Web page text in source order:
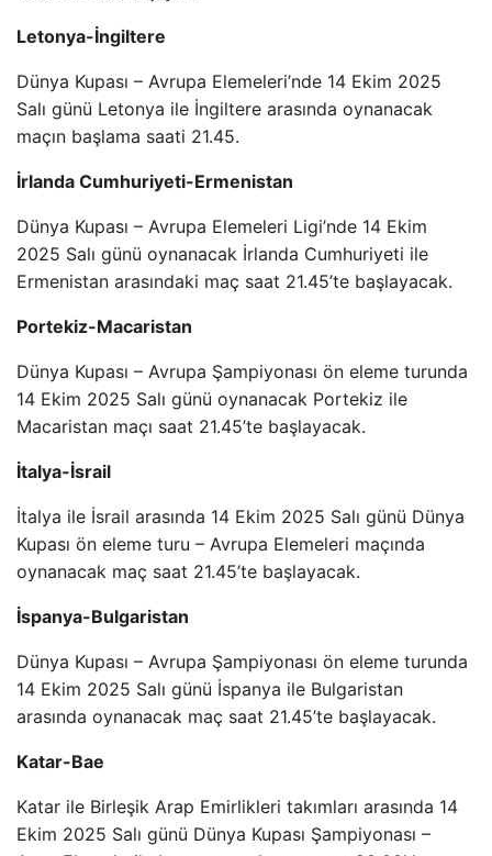
Letonya-İngiltere
Dünya Kupası – Avrupa Elemeleri’nde 14 Ekim 2025
Salı günü Letonya ile İngiltere arasında oynanacak
maçın başlama saati 21.45.
İrlanda Cumhuriyeti-Ermenistan
Dünya Kupası – Avrupa Elemeleri Ligi’nde 14 Ekim
2025 Salı günü oynanacak İrlanda Cumhuriyeti ile
Ermenistan arasındaki maç saat 21.45’te başlayacak.
Portekiz-Macaristan
Dünya Kupası – Avrupa Şampiyonası ön eleme turunda
14 Ekim 2025 Salı günü oynanacak Portekiz ile
Macaristan maçı saat 21.45’te başlayacak.
İtalya-İsrail
İtalya ile İsrail arasında 14 Ekim 2025 Salı günü Dünya
Kupası ön eleme turu – Avrupa Elemeleri maçında
oynanacak maç saat 21.45’te başlayacak.
İspanya-Bulgaristan
Dünya Kupası – Avrupa Şampiyonası ön eleme turunda
14 Ekim 2025 Salı günü İspanya ile Bulgaristan
arasında oynanacak maç saat 21.45’te başlayacak.
Katar-Bae
Katar ile Birleşik Arap Emirlikleri takımları arasında 14
Ekim 2025 Salı günü Dünya Kupası Şampiyonası –